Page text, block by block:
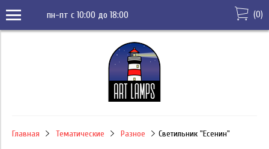
пн-пт с 10:00 до 18:00 (0)
Главная Тематические Разное Светильник "Есенин"